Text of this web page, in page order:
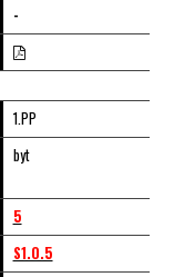
-
1.PP
byt
5
S1.0.5